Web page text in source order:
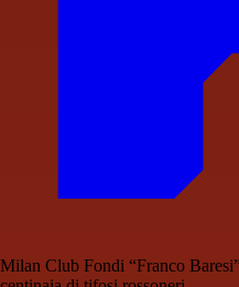
Milan Club Fondi “Franco